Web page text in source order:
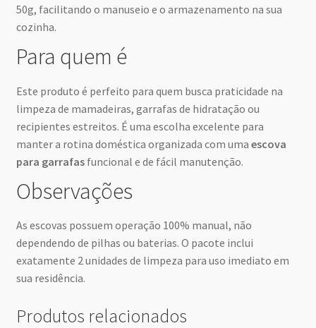
50g, facilitando o manuseio e o armazenamento na sua
cozinha.
Para quem é
Este produto é perfeito para quem busca praticidade na
limpeza de mamadeiras, garrafas de hidratação ou
recipientes estreitos. É uma escolha excelente para
manter a rotina doméstica organizada com uma escova
para garrafasfuncional e de fácil manutenção.
Observações
As escovas possuem operação 100% manual, não
dependendo de pilhas ou baterias. O pacote inclui
exatamente 2 unidades de limpeza para uso imediato em
sua residência.
Produtos relacionados